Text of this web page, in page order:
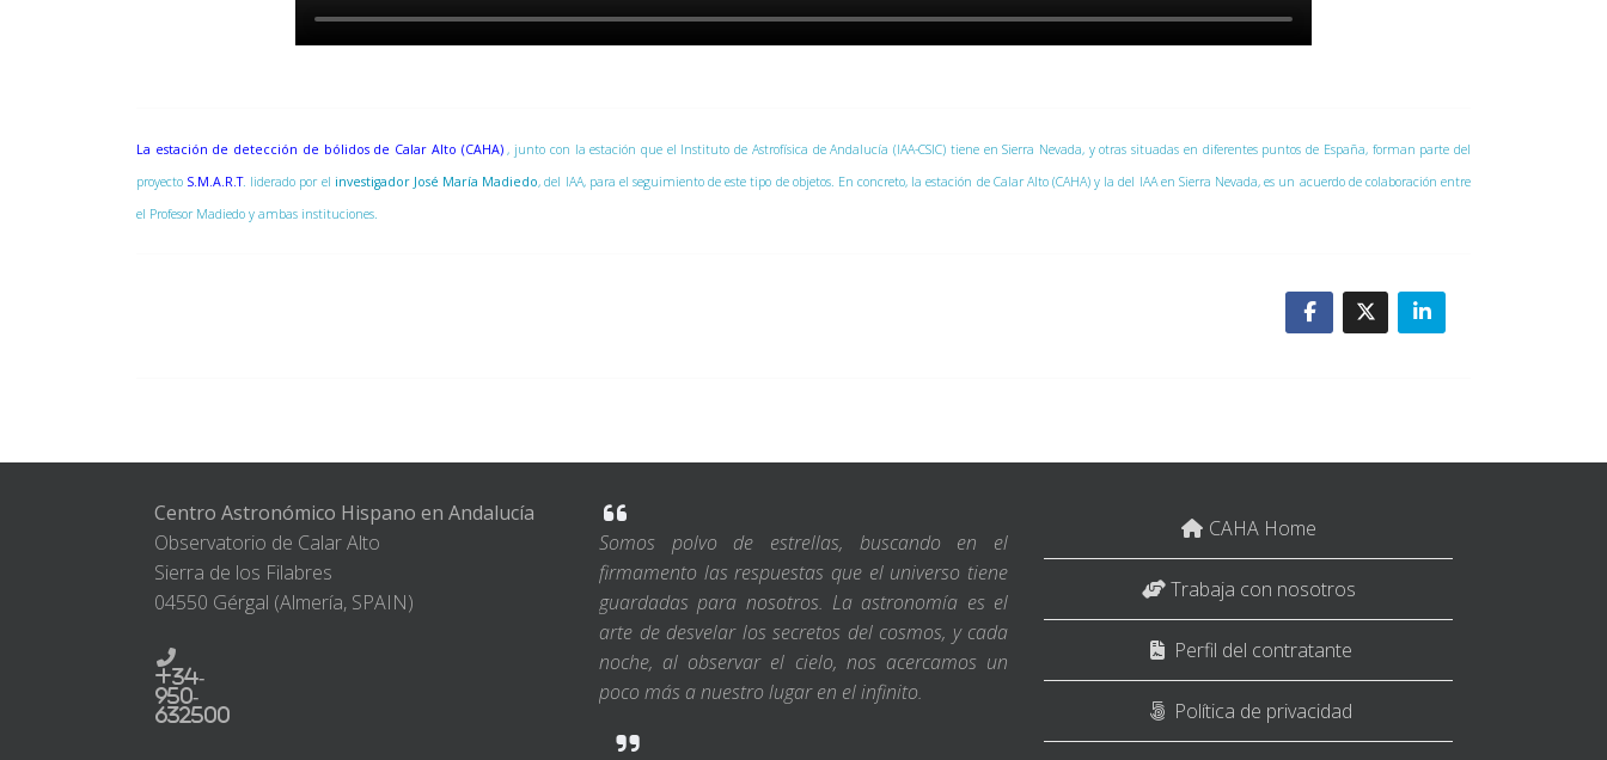
La estación de detección de bólidos de Calar Alto (CAHA) , junto con la estación que el Instituto de Astrofísica de Andalucía (IAA-CSIC) tiene en Sierra Nevada, y otras situadas en diferentes puntos de España, forman parte del
proyecto S.M.A.R.T. liderado por el investigador José María Madiedo, del IAA, para el seguimiento de este tipo de objetos. En concreto, la estación de Calar Alto (CAHA) y la del IAA en Sierra Nevada, es un acuerdo de colaboración entre
el Profesor Madiedo y ambas instituciones.
Centro Astronómico Hispano en Andalucía
Observatorio de Calar Alto
Sierra de los Filabres
04550 Gérgal (Almería, SPAIN)
+34-
950-
632500
Somos polvo de estrellas, buscando en el
firmamento las respuestas que el universo tiene
guardadas para nosotros. La astronomía es el
arte de desvelar los secretos del cosmos, y cada
noche, al observar el cielo, nos acercamos un
poco más a nuestro lugar en el infinito.
CAHA Home
Trabaja con nosotros
Perfil del contratante
Política de privacidad